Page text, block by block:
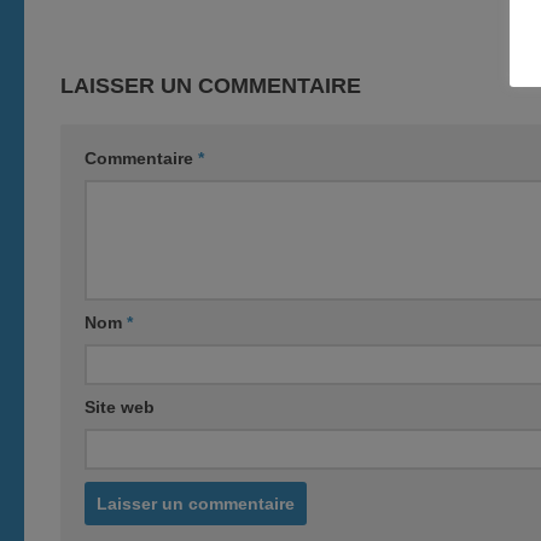
LAISSER UN COMMENTAIRE
Commentaire *
Nom *
Site web